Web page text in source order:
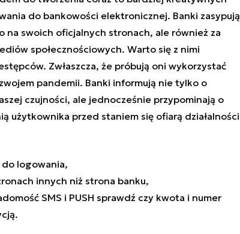
do bankowości elektronicznej. Banki zasypują
na swoich oficjalnych stronach, ale również za
społecznościowych. Warto się z nimi
Zwłaszcza, że próbują oni wykorzystać
pandemii. Banki informują nie tylko o
czujności, ale jednocześnie przypominają o
użytkownika przed staniem się ofiarą działalności
logowania,
innych niż strona banku,
SMS i PUSH sprawdź czy kwota i numer